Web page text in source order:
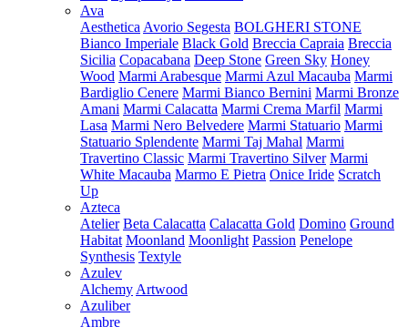
Ava
Aesthetica Avorio Segesta BOLGHERI STONE
Bianco Imperiale Black Gold Breccia Capraia Breccia
Sicilia Copacabana Deep Stone Green Sky Honey
Wood Marmi Arabesque Marmi Azul Macauba Marmi
Bardiglio Cenere Marmi Bianco Bernini Marmi Bronze
Amani Marmi Calacatta Marmi Crema Marfil Marmi
Lasa Marmi Nero Belvedere Marmi Statuario Marmi
Statuario Splendente Marmi Taj Mahal Marmi
Travertino Classic Marmi Travertino Silver Marmi
White Macauba Marmo E Pietra Onice Iride Scratch
Up
Azteca
Atelier Beta Calacatta Calacatta Gold Domino Ground
Habitat Moonland Moonlight Passion Penelope
Synthesis Textyle
Azulev
Alchemy Artwood
Azuliber
Ambre